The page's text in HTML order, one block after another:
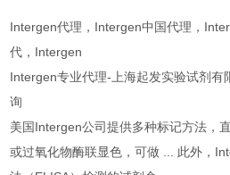
Intergen代理，Intergen中国代理，
代，Intergen
Intergen专业代理-上海起发实验试剂有
询
美国Intergen公司提供多种标记方法，
或过氧化物酶联显色，可做 ... 此外，